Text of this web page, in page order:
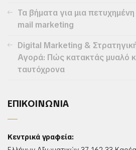
Τα βήματα για μια
mail marketing
Digital Marketing &
Αγορά: Πώς κατακτάς μυαλό
ταυτόχρονα
ΕΠΙΚΟΙΝΩΝΙΑ
Κεντρικά γραφεία: